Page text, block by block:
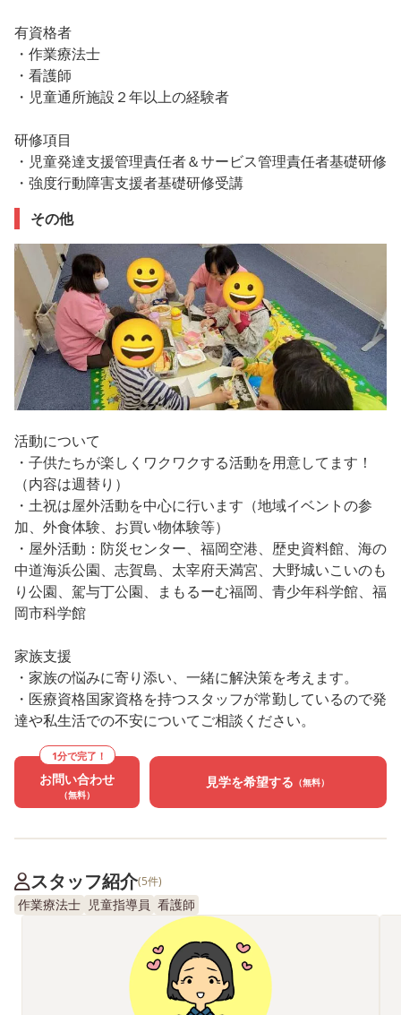
有資格者
・作業療法士
・看護師
・児童通所施設２年以上の経験者
研修項目
・児童発達支援管理責任者＆サービス管理責任者基礎研修
・強度行動障害支援者基礎研修受講
その他
活動について
・子供たちが楽しくワクワクする活動を用意してます！
（内容は週替り）
・土祝は屋外活動を中心に行います（地域イベントの参
加、外食体験、お買い物体験等）
・屋外活動：防災センター、福岡空港、歴史資料館、海の
中道海浜公園、志賀島、太宰府天満宮、大野城いこいのも
り公園、駕与丁公園、まもるーむ福岡、青少年科学館、福
岡市科学館
家族支援
・家族の悩みに寄り添い、一緒に解決策を考えます。
・医療資格国家資格を持つスタッフが常勤しているので発
達や私生活での不安についてご相談ください。
1分で完了！
お問い合わせ
（無料）
見学を希望する （無料）
スタッフ紹介(5件)
作業療法士 児童指導員 看護師